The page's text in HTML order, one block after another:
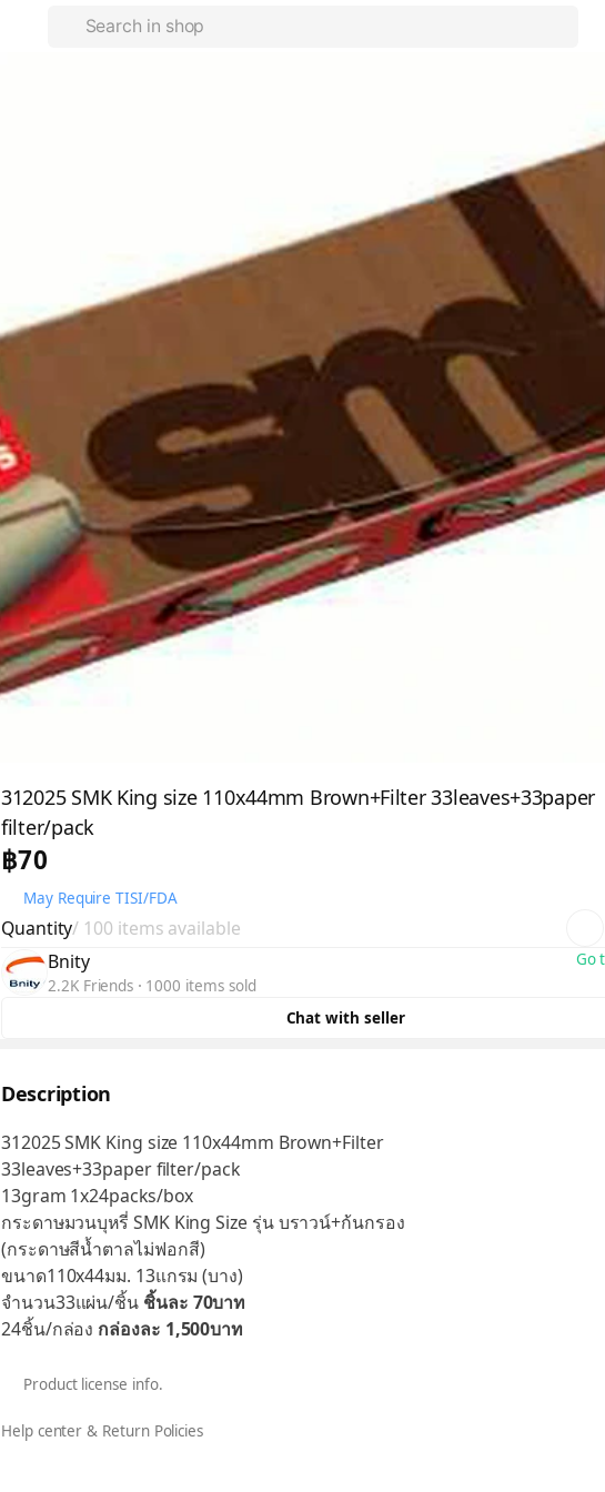
312025 SMK King size 110x44mm Brown+Filter 33leaves+33paper
filter/pack
฿70
May Require TISI/FDA
Quantity/ 100 items available
Bnity
2.2K Friends 1000 items sold
Go
Chat with seller
Description
312025 SMK King size 110x44mm Brown+Filter
33leaves+33paper filter/pack
13gram 1x24packs/box
กระดาษมวนบุหรี่ SMK King Size รุ่น บราวน์+ก้นกรอง
(กระดาษสีน้ำตาลไม่ฟอกสี)
ขนาด110x44มม. 13แกรม (บาง)
จำนวน33แผ่น/ชิ้น ชิ้นละ 70บาท
24ชิ้น/กล่อง กล่องละ 1,500บาท
Product license info.
Help center & Return Policies